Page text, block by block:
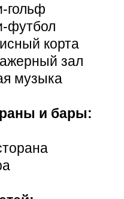
гольф
футбол
корта
зал
музыка
и бары: